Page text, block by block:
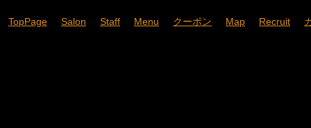
TopPage Salon Staff Menu クーポン Map Recruit